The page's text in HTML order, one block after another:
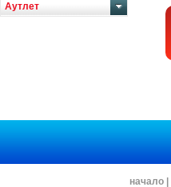
Аутлет
начало